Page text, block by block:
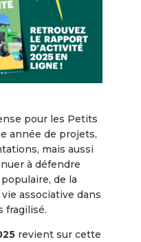
pour les Petits
année de projets,
mais aussi
à défendre
de la
associative dans
fragilisé.
revient sur cette